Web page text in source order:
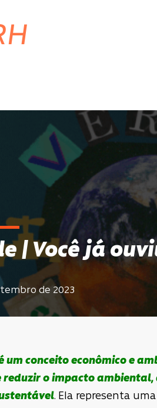
| Você já
de 2023
um conceito econômico e
o impacto ambiental,
. Ela representa